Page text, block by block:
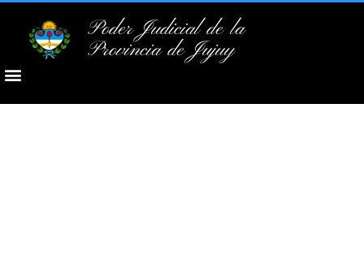
Poder Judicial de la
Provincia de Jujuy